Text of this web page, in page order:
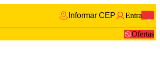
Informar CEP Entrar
Ofertas